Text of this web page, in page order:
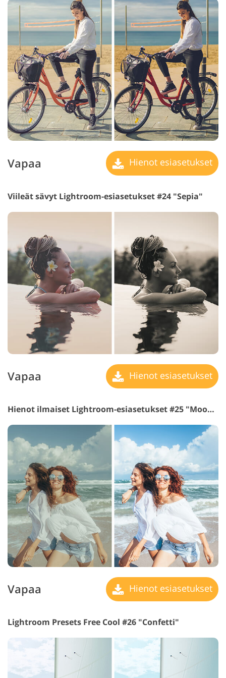
Vapaa Hienot esiasetukset
Viileät sävyt Lightroom-esiasetukset #24 "Sepia"
Vapaa Hienot esiasetukset
Hienot ilmaiset Lightroom-esiasetukset #25 "Moody"
Vapaa Hienot esiasetukset
Lightroom Presets Free Cool #26 "Confetti"